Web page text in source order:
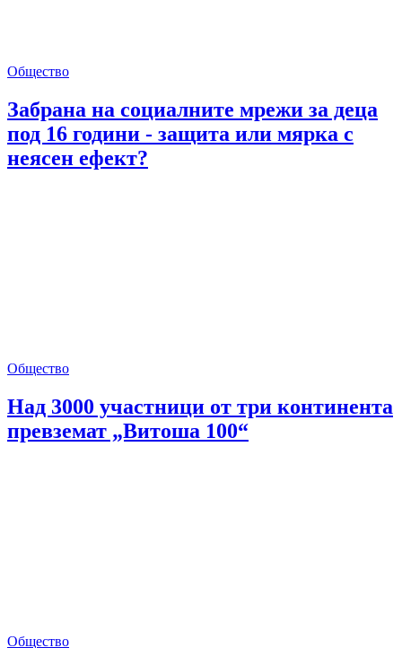
Общество
Забрана на социалните мрежи за деца
под 16 години - защита или мярка с
неясен ефект?
Общество
Над 3000 участници от три континента
превземат „Витоша 100“
Общество